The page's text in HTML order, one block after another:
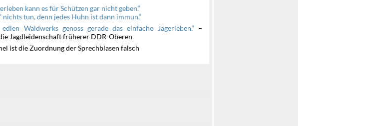
kann es für Schützen gar nicht geben.
nichts tun, denn jedes Huhn ist dann immun.
Waidwerks genoss gerade das einfache Jägerleben.
–
Jagdleidenschaft früherer DDR-Oberen
ist die Zuordnung der Sprechblasen falsch